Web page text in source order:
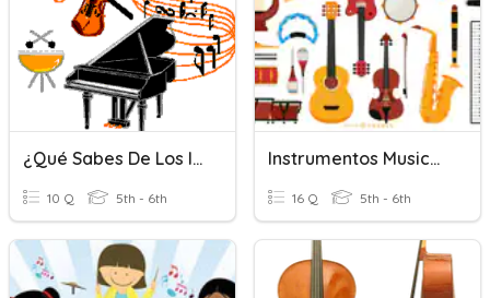
¿Qué Sabes De Los Instrumentos Musicales?
10 Q 5th - 6th
Instrumentos Musicales
16 Q 5th - 6th